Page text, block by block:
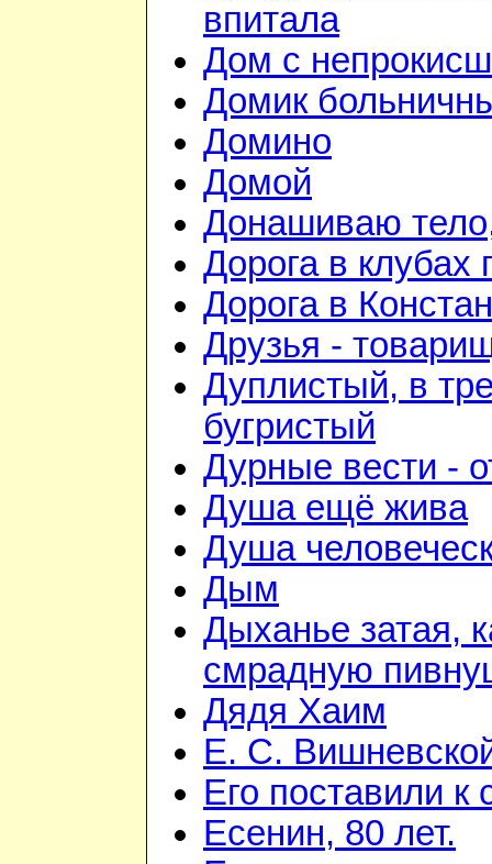
впитала
Дом с
Домик
Домино
Домой
Донашиваю
Дорога в клубах
Дорога в
Друзья -
Дуплистый, в
бугристый
Дурные вести -
Душа ещё жива
Душа
Дым
Дыханье затая,
смрадную
Дядя Хаим
Е. С.
Его поставили к
Есенин, 80 лет.